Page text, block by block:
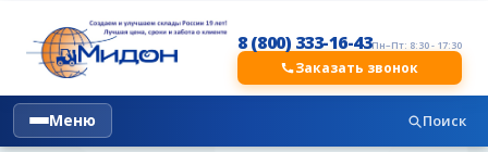
8 (800) 333-16-43Пн–Пт: 8:30 - 17:30
Заказать звонок
Меню Поиск